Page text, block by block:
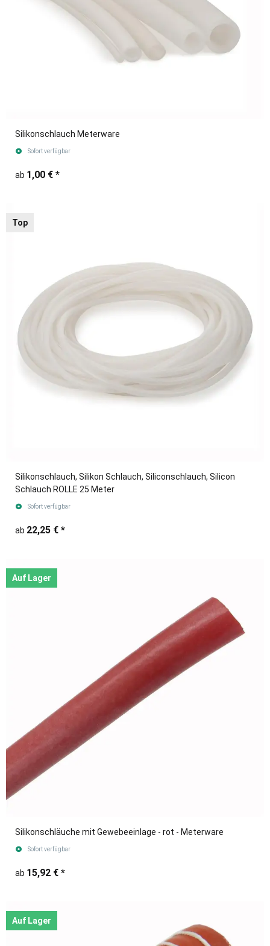
Silikonschlauch Meterware
Sofort verfügbar
ab 1,00 € *
Top
Silikonschlauch, Silikon Schlauch, Siliconschlauch, Silicon
Schlauch ROLLE 25 Meter
Sofort verfügbar
ab 22,25 € *
Auf Lager
Silikonschläuche mit Gewebeeinlage - rot - Meterware
Sofort verfügbar
ab 15,92 € *
Auf Lager